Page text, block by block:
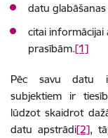
datu
citai
prasībām.[1]
Pēc savu datu
subjektiem ir
lūdzot skaidrot
datu apstrādi[2],